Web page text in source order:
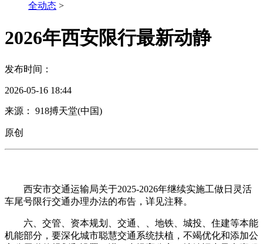
全动态 >
2026年西安限行最新动静
发布时间：
2026-05-16 18:44
来源： 918搏天堂(中国)
原创
西安市交通运输局关于2025-2026年继续实施工做日灵活
车尾号限行交通办理办法的布告，详见注释。
六、交管、资本规划、交通、、地铁、城投、住建等本能
机能部分，要深化城市聪慧交通系统扶植，不竭优化和添加公